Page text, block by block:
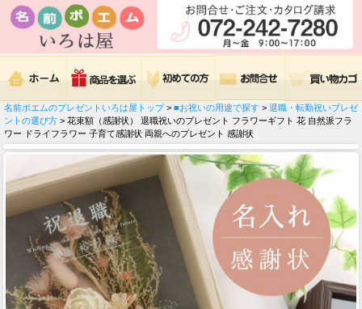
名前ポエムのプレゼントいろは屋トップ> ■お祝いの用途で探す > 退職・転勤祝いプレゼ
ントの選び方 > 花束額（感謝状） 退職祝いのプレゼント フラワーギフト 花 自然派フラ
ワー ドライフラワー 子育て感謝状 両親へのプレゼント 感謝状